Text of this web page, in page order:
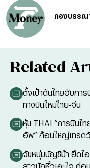
กองบรรณ
Related
ตั้งเป้าดันไทยฮับการ
ทางบินใหม่ไทย-จีน
หุ้น THAI “การบินไ
อัพ” ก้อนใหญ่เทรด
จับหนุ่มบัญชีม้า ยึดไอ
สาวนักหิ้วเอะใจ ก่อ